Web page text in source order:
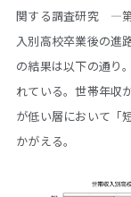
関する調査研究 ―第
入別高校卒業後の進
の結果は以下の通り
れている。世帯年収
が低い層において「
かがえる。